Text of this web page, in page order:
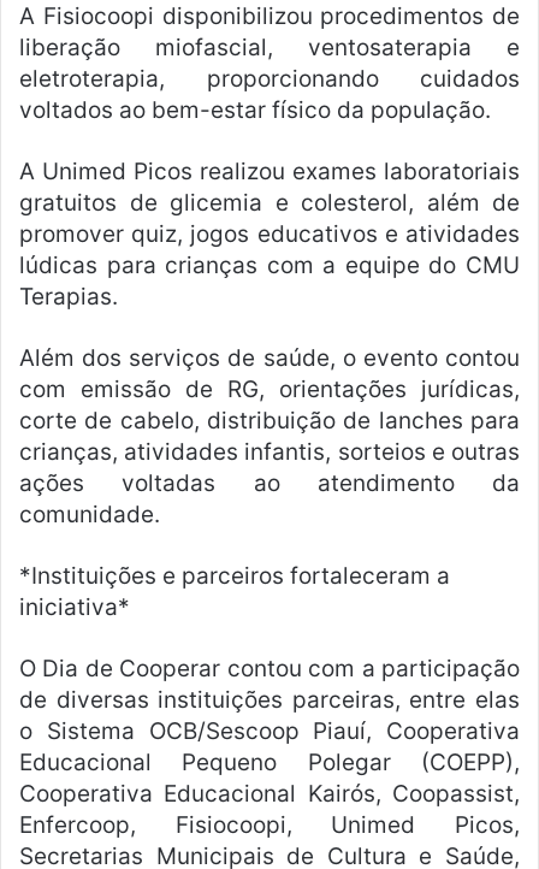
A Fisiocoopi disponibilizou procedimentos de
liberação miofascial, ventosaterapia e
eletroterapia, proporcionando cuidados
voltados ao bem-estar físico da população.
A Unimed Picos realizou exames laboratoriais
gratuitos de glicemia e colesterol, além de
promover quiz, jogos educativos e atividades
lúdicas para crianças com a equipe do CMU
Terapias.
Além dos serviços de saúde, o evento contou
com emissão de RG, orientações jurídicas,
corte de cabelo, distribuição de lanches para
crianças, atividades infantis, sorteios e outras
ações voltadas ao atendimento da
comunidade.
*Instituições e parceiros fortaleceram a
iniciativa*
O Dia de Cooperar contou com a participação
de diversas instituições parceiras, entre elas
o Sistema OCB/Sescoop Piauí, Cooperativa
Educacional Pequeno Polegar (COEPP),
Cooperativa Educacional Kairós, Coopassist,
Enfercoop, Fisiocoopi, Unimed Picos,
Secretarias Municipais de Cultura e Saúde,